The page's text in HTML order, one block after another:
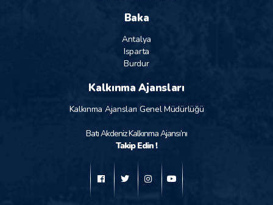
Baka
Antalya
Isparta
Burdur
Kalkınma Ajansları
Kalkınma Ajansları Genel Müdürlüğü
Batı Akdeniz Kalkınma Ajansı’nı
Takip Edin !